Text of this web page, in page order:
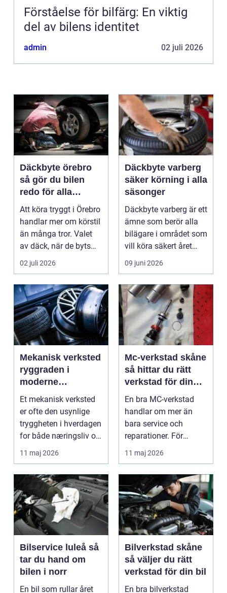
Förståelse för bilfärg: En viktig
del av bilens identitet
admin 02 juli 2026
Däckbyte örebro
så gör du bilen
redo för alla
årstider
Att köra tryggt i Örebro
handlar mer om körstil
än många tror. Valet
av däck, när de byts
och hur de...
02 juli 2026
Däckbyte varberg
säker körning i alla
säsonger
Däckbyte varberg är ett
ämne som berör alla
bilägare i området som
vill köra säkert året
om. När väd...
09 juni 2026
Mekanisk verksted
ryggraden i
moderne
maskinpark
Et mekanisk verksted
er ofte den usynlige
tryggheten i hverdagen
for både næringsliv og
privatperson...
11 maj 2026
Mc-verkstad skåne
så hittar du rätt
verkstad för din
motorcykel
En bra MC-verkstad
handlar om mer än
bara service och
reparationer. För
många förare i Skåne
är verk...
11 maj 2026
Bilservice luleå så
tar du hand om
bilen i norr
En bil som rullar året
Bilverkstad skåne
så väljer du rätt
verkstad för din bil
En bra bilverkstad